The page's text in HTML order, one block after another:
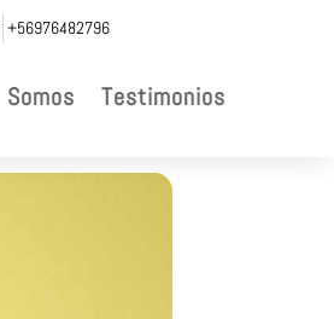
+56976482796
Somos Testimonios